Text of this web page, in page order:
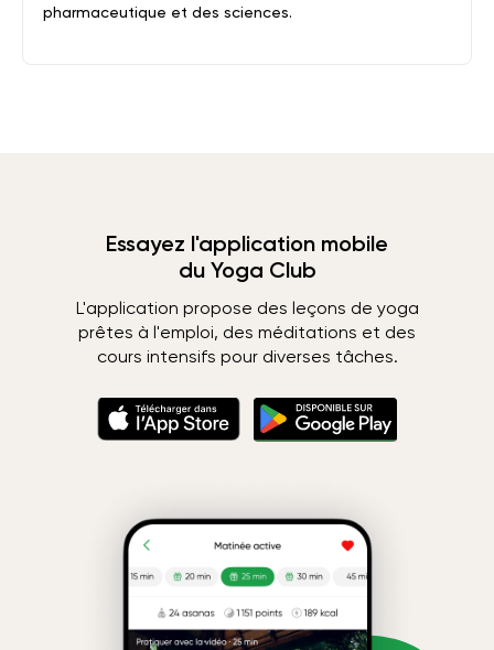
pharmaceutique et des sciences.
Essayez l'application mobile
du Yoga Club
L'application propose des leçons de yoga
prêtes à l'emploi, des méditations et des
cours intensifs pour diverses tâches.